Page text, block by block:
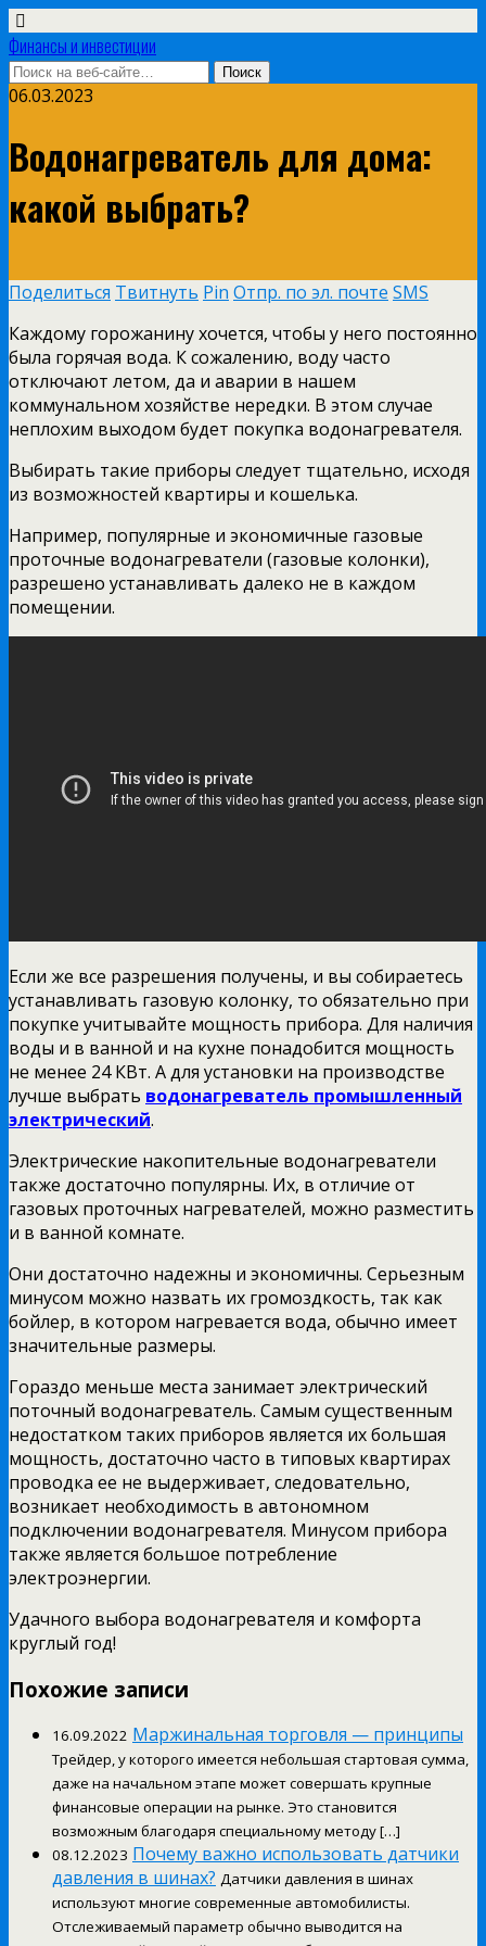
Финансы и инвестиции
06.03.2023
Водонагреватель для дома:
какой выбрать?
Поделиться Твитнуть Pin Отпр. по эл. почте SMS
Каждому горожанину хочется, чтобы у него постоянно
была горячая вода. К сожалению, воду часто
отключают летом, да и аварии в нашем
коммунальном хозяйстве нередки. В этом случае
неплохим выходом будет покупка водонагревателя.
Выбирать такие приборы следует тщательно, исходя
из возможностей квартиры и кошелька.
Например, популярные и экономичные газовые
проточные водонагреватели (газовые колонки),
разрешено устанавливать далеко не в каждом
помещении.
Если же все разрешения получены, и вы собираетесь
устанавливать газовую колонку, то обязательно при
покупке учитывайте мощность прибора. Для наличия
воды и в ванной и на кухне понадобится мощность
не менее 24 КВт. А для установки на производстве
лучше выбрать водонагреватель промышленный
электрический.
Электрические накопительные водонагреватели
также достаточно популярны. Их, в отличие от
газовых проточных нагревателей, можно разместить
и в ванной комнате.
Они достаточно надежны и экономичны. Серьезным
минусом можно назвать их громоздкость, так как
бойлер, в котором нагревается вода, обычно имеет
значительные размеры.
Гораздо меньше места занимает электрический
поточный водонагреватель. Самым существенным
недостатком таких приборов является их большая
мощность, достаточно часто в типовых квартирах
проводка ее не выдерживает, следовательно,
возникает необходимость в автономном
подключении водонагревателя. Минусом прибора
также является большое потребление
электроэнергии.
Удачного выбора водонагревателя и комфорта
круглый год!
Похожие записи
16.09.2022 Маржинальная торговля — принципы
Трейдер, у которого имеется небольшая стартовая сумма,
даже на начальном этапе может совершать крупные
финансовые операции на рынке. Это становится
возможным благодаря специальному методу […]
08.12.2023 Почему важно использовать датчики
давления в шинах? Датчики давления в шинах
используют многие современные автомобилисты.
Отслеживаемый параметр обычно выводится на